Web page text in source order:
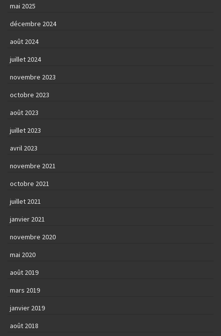
mai 2025
décembre 2024
août 2024
juillet 2024
novembre 2023
octobre 2023
août 2023
juillet 2023
avril 2023
novembre 2021
octobre 2021
juillet 2021
janvier 2021
novembre 2020
mai 2020
août 2019
mars 2019
janvier 2019
août 2018